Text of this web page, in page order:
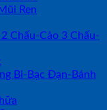
Ren
Chấu-Cảo 3 Chấu-
Bi-Bạc Đạn-Bánh